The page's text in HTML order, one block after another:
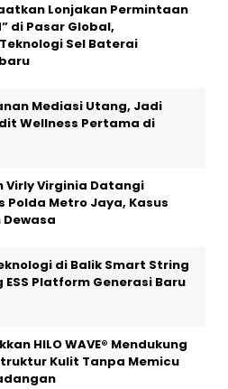
Lonjakan Permintaan
di Pasar Global,
Sel Baterai
Mediasi Utang, Jadi
Wellness Pertama di
Virly Virginia Datangi
Polda Metro Jaya, Kasus
Dewasa
di Balik Smart String
Platform Generasi Baru
HILO WAVE® Mendukung
Kulit Tanpa Memicu